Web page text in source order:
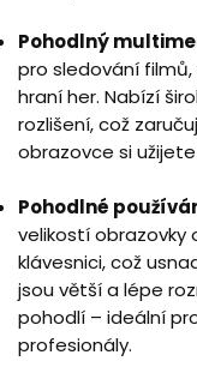
Pohodlný
pro sledování
hraní her. Nabízí
rozlišení, což
obrazovce si
Pohodlné
velikostí obrazovky
klávesnici, což
jsou větší a lépe
pohodlí – ideální
profesionály.